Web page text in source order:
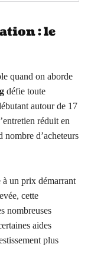
: le
quand on aborde
défie toute
autour de 17
réduit en
d’acheteurs
à un prix démarrant
cette
nombreuses
aides
plus